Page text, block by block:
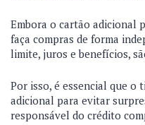
Embora o cartão adicional
faça compras de forma
limite, juros e benefícios,
Por isso, é essencial que o
adicional para evitar
responsável do crédito